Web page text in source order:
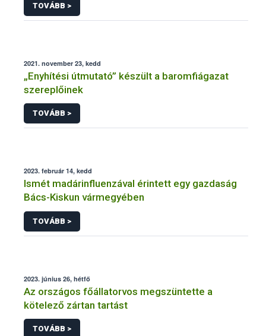
TOVÁBB >
2021. november 23, kedd
„Enyhítési útmutató” készült a baromfiágazat
szereplőinek
TOVÁBB >
2023. február 14, kedd
Ismét madárinfluenzával érintett egy gazdaság
Bács-Kiskun vármegyében
TOVÁBB >
2023. június 26, hétfő
Az országos főállatorvos megszüntette a
kötelező zártan tartást
TOVÁBB >